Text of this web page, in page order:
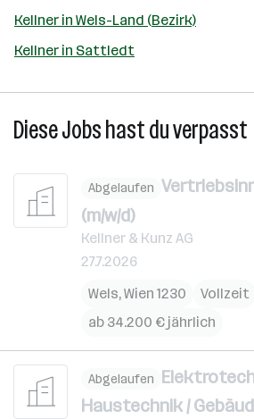
Kellner in Wels-Land (Bezirk)
Kellner in Sattledt
Diese Jobs hast du verpasst
Abgelaufen
(m/w/d)
Kellner & Kunz AG
27.7.2026
Wels,Wien 1230 Vollzeit
ab 34.200 € jährlich
Abgelaufen
Haustechnik /